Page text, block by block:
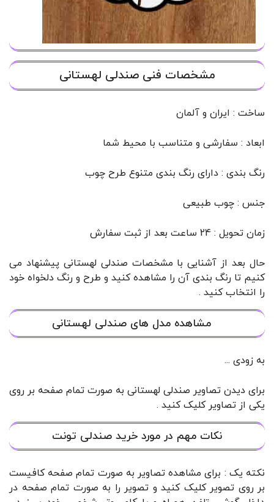
مشخصات فنی صندلی لهستانی
ساخت : ایران و آلمان
ابعاد : سفارشی و متناسب با محیط شما
رنگ بندی : دارای رنگ بندی متنوع طرح چوب
جنس : چوب طبیعی
زمان تحویل : 24 ساعت بعد از ثبت سفارش
حال بعد از آشنایی با مشخصات صندلی لهستانی پیشنهاد می
کنیم تا رنگ بندی آن را مشاهده کنید و طرح و رنگ دلخواه خود
را انتخاب کنید .
مشاهده مدل های صندلی لهستانی
به زودی ...
برای دیدن تصاویر صندلی لهستانی به صورت تمام صفحه بر روی
یکی از تصاویر کلیک کنید .
نکات مهم در مورد خرید صندلی تونت
نکته یک : برای مشاهده تصاویر به صورت تمام صفحه کافیست
بر روی تصویر کلیک کنید و تصویر را به صورت تمام صفحه در